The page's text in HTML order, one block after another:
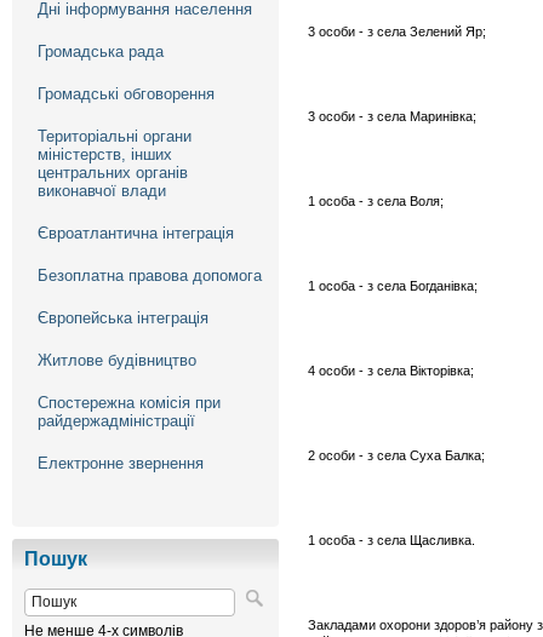
Дні інформування населення
Громадська рада
Громадські обговорення
Територіальні органи
міністерств, інших
центральних органів
виконавчої влади
Євроатлантична інтеграція
Безоплатна правова допомога
Європейська інтеграція
Житлове будівництво
Спостережна комісія при
райдержадміністрації
Електронне звернення
Пошук
Не менше 4-х символів
3 особи - з села Зелений Яр;
3 особи - з села Маринівка;
1 особа - з села Воля;
1 особа - з села Богданівка;
4 особи - з села Вікторівка;
2 особи - з села Суха Балка;
1 особа - з села Щасливка.
Закладами охорони здоров’я району